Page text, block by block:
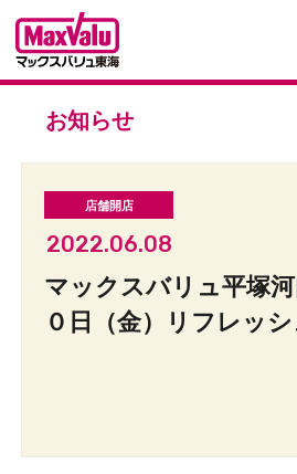
お知らせ
2022.06.08
マックスバリュ平塚
０日（金）リフレッ